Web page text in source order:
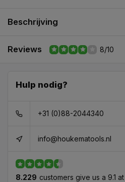
Beschrijving
Reviews 8/10
Hulp nodig?
+31 (0)88-2044340
info@houkematools.nl
8.229 customers give us a 9.1 at